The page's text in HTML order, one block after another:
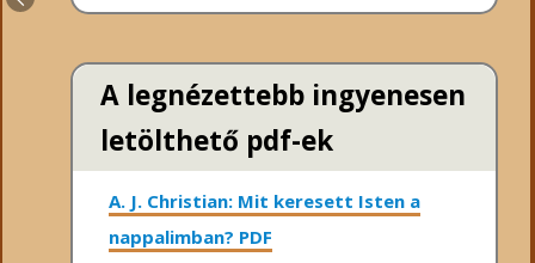
A legnézettebb ingyenesen
letölthető pdf-ek
A. J. Christian: Mit keresett Isten a
nappalimban? PDF